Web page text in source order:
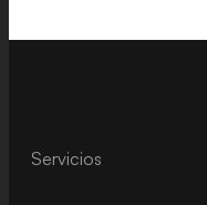
Servicios